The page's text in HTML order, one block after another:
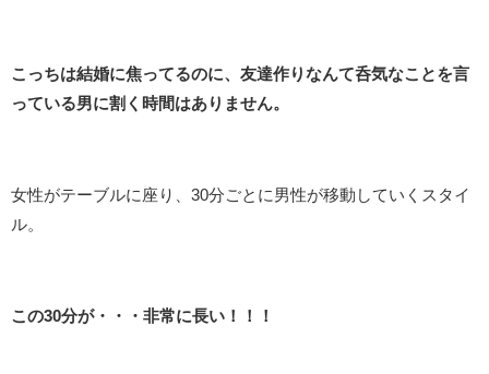
こっちは結婚に焦ってるのに、友達作りなんて呑気なことを言
っている男に割く時間はありません。
女性がテーブルに座り、30分ごとに男性が移動していくスタイ
ル。
この30分が・・・非常に長い！！！